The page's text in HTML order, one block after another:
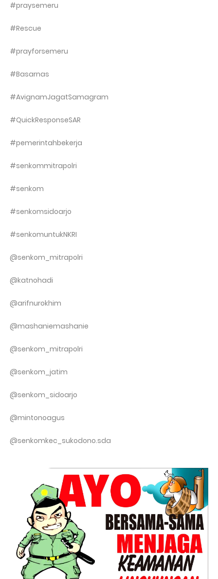
#praysemeru
#Rescue
#prayforsemeru
#Basarnas
#AvignamJagatSamagram
#QuickResponseSAR
#pemerintahbekerja
#senkommitrapolri
#senkom
#senkomsidoarjo
#senkomuntukNKRI
@senkom_mitrapolri
@katnohadi
@arifnurokhim
@mashaniemashanie
@senkom_mitrapolri
@senkom_jatim
@senkom_sidoarjo
@mintonoagus
@senkomkec_sukodono.sda